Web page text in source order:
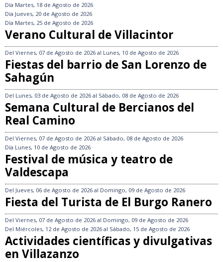
Día Martes, 18 de Agosto de 2026
Día Jueves, 20 de Agosto de 2026
Día Martes, 25 de Agosto de 2026
Verano Cultural de Villacintor
Del Viernes, 07 de Agosto de 2026 al Lunes, 10 de Agosto de 2026
Fiestas del barrio de San Lorenzo de
Sahagún
Del Lunes, 03 de Agosto de 2026 al Sábado, 08 de Agosto de 2026
Semana Cultural de Bercianos del
Real Camino
Del Viernes, 07 de Agosto de 2026 al Sábado, 08 de Agosto de 2026
Día Lunes, 10 de Agosto de 2026
Festival de música y teatro de
Valdescapa
Del Jueves, 06 de Agosto de 2026 al Domingo, 09 de Agosto de 2026
Fiesta del Turista de El Burgo Ranero
Del Viernes, 07 de Agosto de 2026 al Domingo, 09 de Agosto de 2026
Del Miércoles, 12 de Agosto de 2026 al Sábado, 15 de Agosto de 2026
Actividades científicas y divulgativas
en Villazanzo